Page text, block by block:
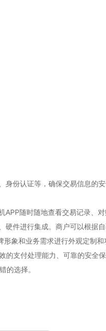
份认证等，确保交易信息的安
随时随地查看交易记录、对
进行集成。商户可以根据自
和业务需求进行外观定制和
付处理能力、可靠的安全
的选择。